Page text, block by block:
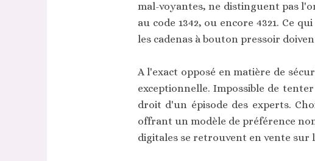
mal-voyantes, ne distinguent pas
au code 1342, ou encore 4321. Ce
les cadenas à bouton pressoir
A l'exact opposé en matière de
exceptionnelle. Impossible de
droit d'un épisode des experts.
offrant un modèle de préférence
digitales se retrouvent en vente sur